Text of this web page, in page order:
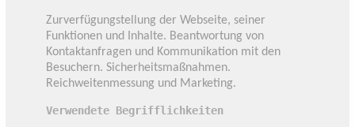
Zurverfügungstellung der Webseite, seiner
Funktionen und Inhalte. Beantwortung von
Kontaktanfragen und Kommunikation mit den
Besuchern. Sicherheitsmaßnahmen.
Reichweitenmessung und Marketing.
Verwendete Begrifflichkeiten